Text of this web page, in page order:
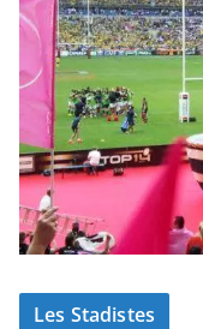
Les Stadistes